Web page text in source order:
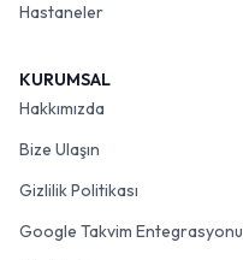
Hastaneler
KURUMSAL
Hakkımızda
Bize Ulaşın
Gizlilik Politikası
Google Takvim Entegrasyonu